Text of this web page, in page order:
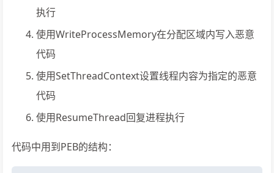
执行
使用WriteProcessMemory在分配区域内写入恶意
代码
使用SetThreadContext设置线程内容为指定的恶意
代码
使用ResumeThread回复进程执行
代码中用到PEB的结构：